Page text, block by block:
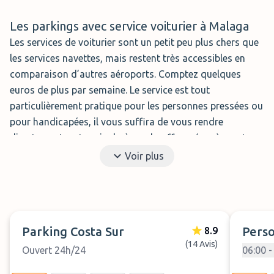
l'entretien du véhicule ainsi que le contrôle technique
(ITV)
Distance : 2 min. de l'aéroport
Emplacement :extérieur avec option couvert
Horaires :24/7
Réserver
Les parkings avec service voiturier à Malaga
Les services de voiturier sont un petit peu plus chers que
les services navettes, mais restent très accessibles en
comparaison d’autres aéroports. Comptez quelques
euros de plus par semaine. Le service est tout
particulièrement pratique pour les personnes pressées ou
pour handicapées, il vous suffira de vous rendre
directement au terminal où un chauffeur récupère votre
véhicule. Au retour, il vous le rapporte directement à
Four Parking
l'aéroport de Malaga ouvert
Voir plus
Parking Costa Sur
Ouvert 24h/24
8.9
(14 Avis)
06:00